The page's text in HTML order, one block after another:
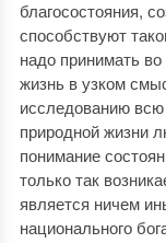
благосостояния,
способствуют
надо принимать
жизнь в узком
исследованию всю
природной жизни
понимание
только так
является ничем
национального